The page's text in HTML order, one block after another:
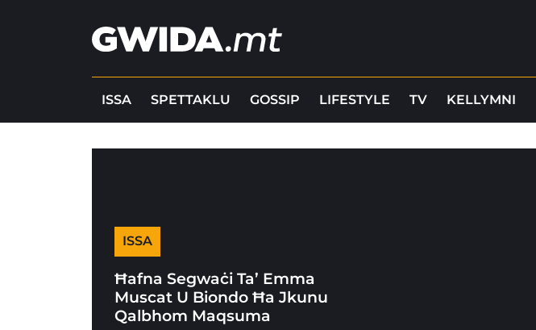
ISSA SPETTAKLU GOSSIP LIFESTYLE TV KELLYMNI
ISSA
Ħafna Segwaċi Ta’ Emma
Muscat U Biondo Ħa Jkunu
Qalbhom Maqsuma